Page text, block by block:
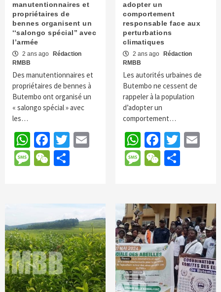
manutentionnaires et
propriétaires de
bennes organisent un
‘‘salongo spécial’’ avec
l’armée
2 ans ago
Rédaction
RMBB
Des manutentionnaires et
propriétaires de bennes à
Butembo ont organisé un
« salongo spécial » avec
les…
WhatsApp
Facebook
TwitterEmail
Message
WeChatPartager
adopter un
comportement
responsable face aux
perturbations
climatiques
2 ans ago
Rédaction
RMBB
Les autorités urbaines de
Butembo ne cessent de
rappeler à la population
d’adopter un
comportement…
WhatsApp
Message
WeChat